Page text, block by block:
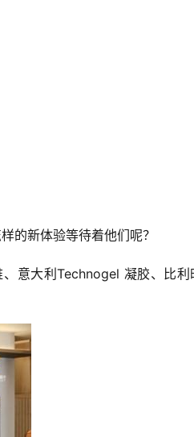
的新体验等待着他们呢？
意大利Technogel 凝胶、比